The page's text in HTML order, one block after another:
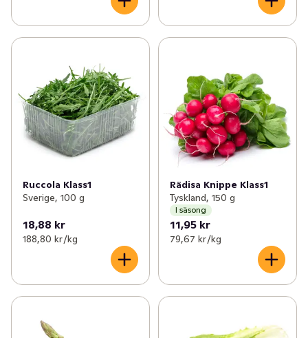
Ruccola Klass1
Sverige, 100 g
18,88 kr
188,80 kr /kg
Rädisa Knippe Klass1
Tyskland, 150 g
I säsong
11,95 kr
79,67 kr /kg